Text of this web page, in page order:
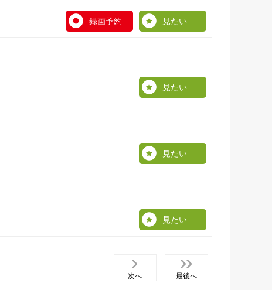
録画予約 見たい
見たい
見たい
見たい
次へ 最後へ